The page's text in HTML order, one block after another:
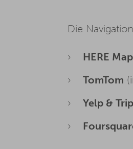
Die
HERE
TomTom
Yelp &